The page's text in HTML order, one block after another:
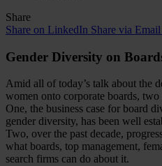
Share
Share on LinkedIn Share via Email
Gender Diversity on
Amid all of today’s talk about the
women onto corporate boards,
One, the business case for board
gender diversity, has been well
Two, over the past decade,
what boards, top management,
search firms can do about it.